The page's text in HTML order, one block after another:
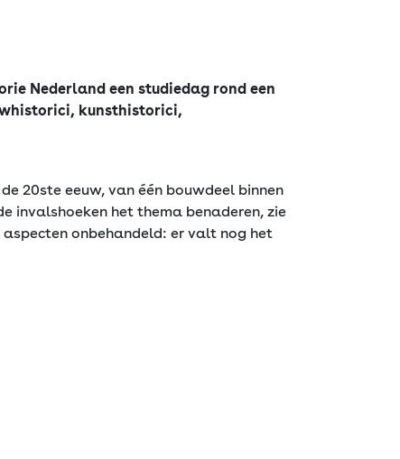
Nederland een studiedag rond een
kunsthistorici,
20ste eeuw, van één bouwdeel binnen
invalshoeken het thema benaderen, zie
onbehandeld: er valt nog het